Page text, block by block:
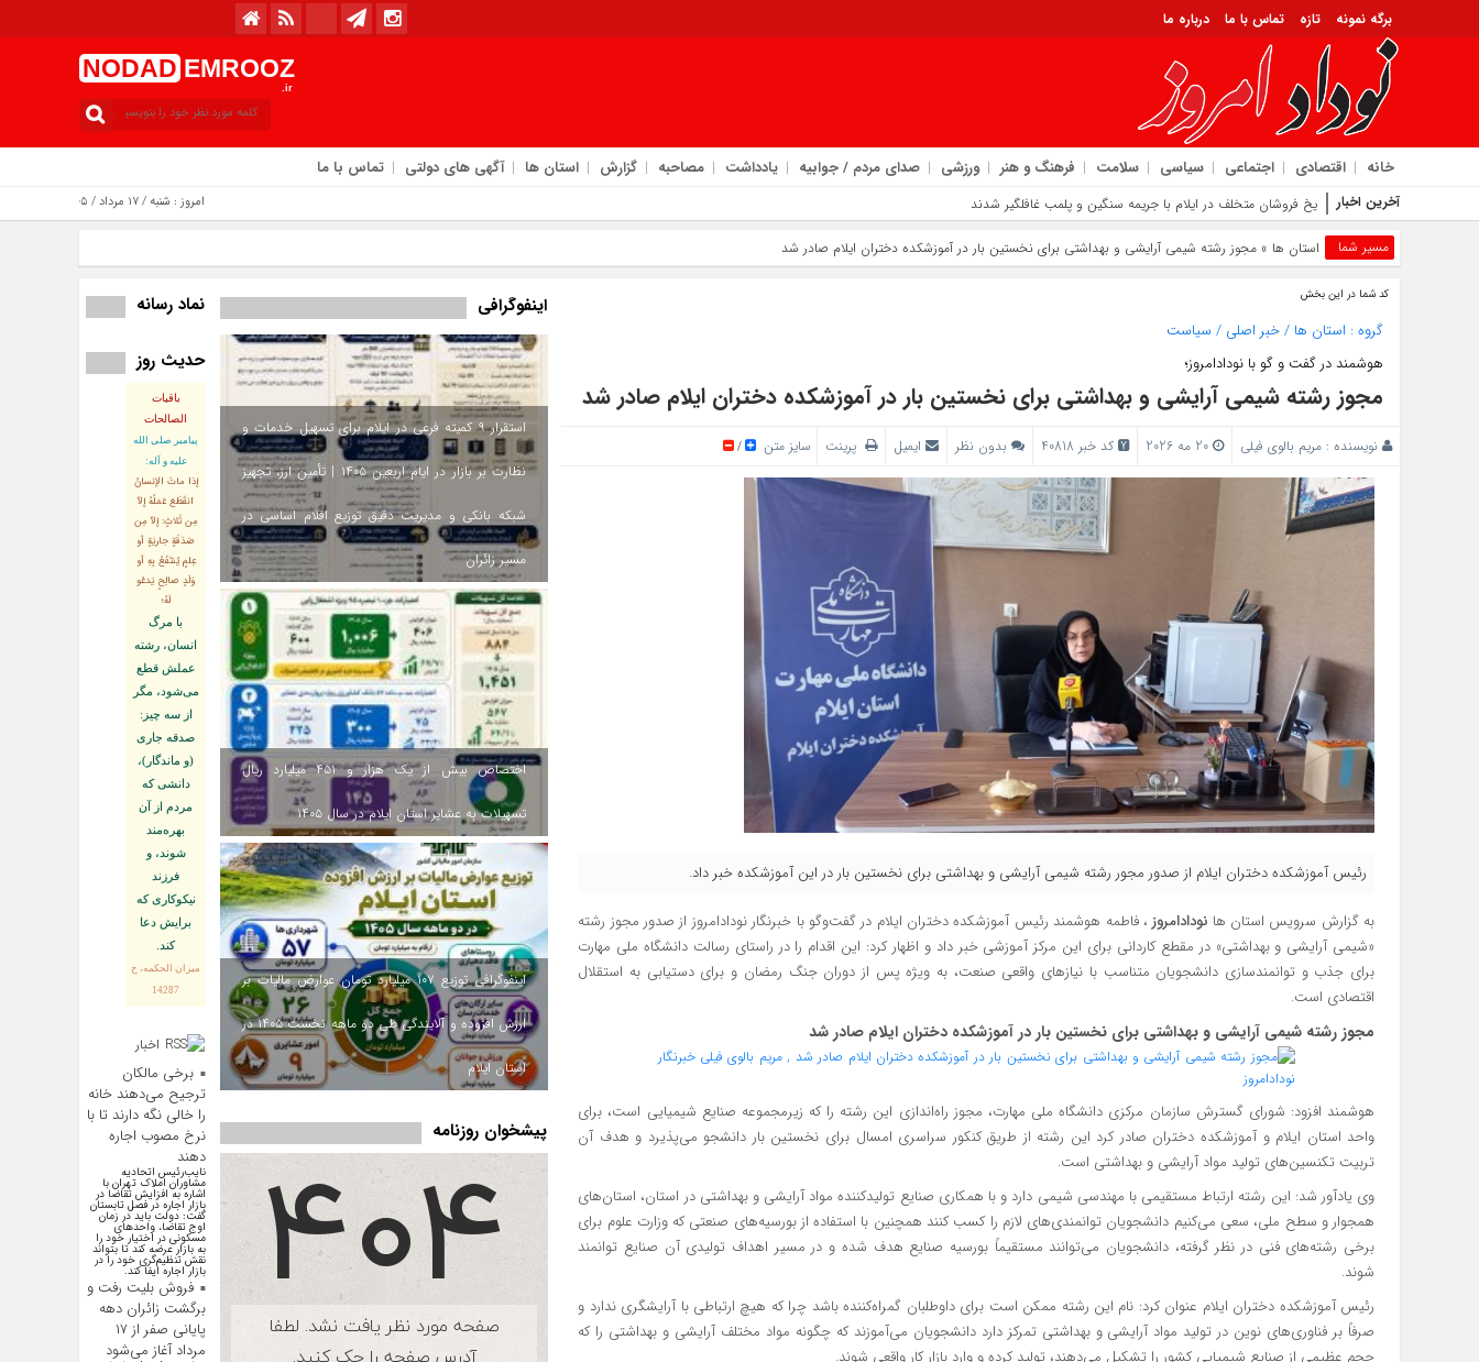
برگه نمونه تازه تماس با ما درباره ما
NODAD EMROOZ
.ir
خانه اقتصادی اجتماعی سیاسی سلامت فرهنگ و هنر ورزشی صدای مردم / جوابیه یادداشت مصاحبه گزارش استان ها آگهی های دولتی تماس با ما
آخرین اخبار یخ‌ فروشان متخلف در ایلام با جریمه سنگین و پلمب غافلگیر شدند امروز : شنبه / ۱۷ مرداد / ۱۴۰۵
مسیر شما استان ها » مجوز رشته شیمی آرایشی و بهداشتی برای نخستین بار در آموزشکده دختران ایلام صادر شد
کد شما در این بخش
گروه : استان ها /خبر اصلی / سیاست
هوشمند در گفت و گو با نودادامروز؛
مجوز رشته شیمی آرایشی و بهداشتی برای نخستین بار در آموزشکده دختران ایلام صادر شد
نویسنده : مریم بالوی فیلی کد خبر 40818 بدون نظر ایمیل پرینت سایز متن /
رئیس آموزشکده دختران ایلام از صدور مجور رشته شیمی آرایشی و بهداشتی برای نخستین بار در این آموزشکده خبر داد.
به گزارش سرویس استان ها نودادامروز، فاطمه هوشمند رئیس آموزشکده دختران ایلام در گفت‌وگو با خبرنگار نودادامروز از صدور مجوز رشته
«شیمی آرایشی و بهداشتی» در مقطع کاردانی برای این مرکز آموزشی خبر داد و اظهار کرد: این اقدام را در راستای رسالت دانشگاه ملی مهارت
برای جذب و توانمندسازی دانشجویان متناسب با نیازهای واقعی صنعت، به‌ ویژه پس از دوران جنگ رمضان و برای دستیابی به استقلال
اقتصادی است.
مجوز رشته شیمی آرایشی و بهداشتی برای نخستین بار در آموزشکده دختران ایلام صادر شد
هوشمند افزود: شورای گسترش سازمان مرکزی دانشگاه ملی مهارت، مجوز راه‌اندازی این رشته را که زیرمجموعه صنایع شیمیایی است، برای
واحد استان ایلام و آموزشکده دختران صادر کرد این رشته از طریق کنکور سراسری امسال برای نخستین بار دانشجو می‌پذیرد و هدف آن
تربیت تکنسین‌های تولید مواد آرایشی و بهداشتی است.
وی یادآور شد: این رشته ارتباط مستقیمی با مهندسی شیمی دارد و با همکاری صنایع تولیدکننده مواد آرایشی و بهداشتی در استان، استان‌های
همجوار و سطح ملی، سعی می‌کنیم دانشجویان توانمندی‌های لازم را کسب کنند همچنین با استفاده از بورسیه‌های صنعتی که وزارت علوم برای
برخی رشته‌های فنی در نظر گرفته، دانشجویان می‌توانند مستقیماً بورسیه صنایع هدف شده و در مسیر اهداف تولیدی آن صنایع توانمند
شوند.
رئیس آموزشکده دختران ایلام عنوان کرد: نام این رشته ممکن است برای داوطلبان گمراه‌کننده باشد چرا که هیچ ارتباطی با آرایشگری ندارد و
صرفاً بر فناوری‌های نوین در تولید مواد آرایشی و بهداشتی تمرکز دارد دانشجویان می‌آموزند که چگونه مواد مختلف آرایشی و بهداشتی را که
اینفوگرافی
استقرار ۹ کمیته فرعی در ایلام برای تسهیل خدمات و
نظارت بر بازار در ایام اربعین ۱۴۰۵ | تأمین ارز، تجهیز
شبکه بانکی و مدیریت دقیق توزیع اقلام اساسی در
مسیر زائران
اختصاص بیش از یک هزار و ۴۵۱ میلیارد ریال
تسهیلات به عشایر استان ایلام در سال ۱۴۰۵
اینفوگرافی توزیع ۱۰۷ میلیارد تومان عوارض مالیات بر
ارزش افزوده و آلایندگی طی دو ماهه نخست ۱۴۰۵ در
استان ایلام
پیشخوان روزنامه
نماد رسانه
حدیث روز
باقیات
الصالحات
پيامبر صلى‏ الله‏
عليه ‏و‏ آله:
إذا ماتَ الإنسانُ
انقَطَعَ عَمَلُهُ إلاّ
مِن ثَلاثٍ: إلاّ مِن
صَدَقَةٍ جاريَةٍ أو
عِلمٍ يُنتَفَعُ بِهِ أو
وَلَدٍ صالِحٍ يَدعُو
لَهُ؛
با مرگ
انسان، رشته
عملش قطع
مى‌شود، مگر
از سه چيز:
صدقه جارى
(و ماندگار)،
دانشى كه
مردم از آن
بهره‏‌مند
شوند، و
فرزند
نيكوكارى كه
برايش دعا
كند.
ميزان الحكمه، ح
14287
اخبار
اقتصادی
برخی مالکان
ترجیح می‌دهند خانه
را خالی نگه دارند تا با
نرخ مصوب اجاره
دهند
نایب‌رئیس اتحادیه
مشاوران املاک تهران با
اشاره به افزایش تقاضا در
بازار اجاره در فصل تابستان
گفت: دولت باید در زمان
اوج تقاضا، واحد‌های
مسکونی در اختیار خود را
به بازار عرضه کند تا بتواند
نقش تنظیم‌گری خود را در
بازار اجاره ایفا کند.
فروش بلیت رفت و
برگشت زائران دهه
پایانی صفر از ۱۷
مرداد آغاز می‌شود